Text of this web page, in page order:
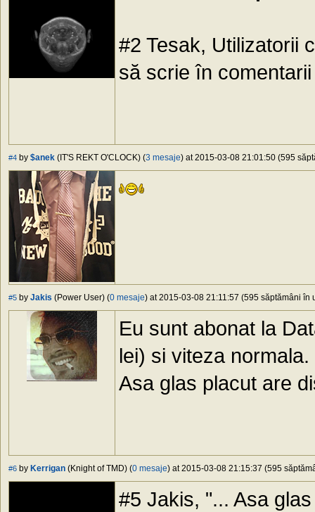
#2 Tesak, Utilizatorii
să scrie în
#4 by $anek (IT'S REKT O'CLOCK) (3 mesaje) at 2015-03-08 21:01:50 (595
#5 by Jakis (Power User) (0 mesaje) at 2015-03-08 21:11:57 (595 săptămâni în
Eu sunt abonat la
lei) si viteza
Asa glas placut are
#6 by Kerrigan (Knight of TMD) (0 mesaje) at 2015-03-08 21:15:37 (595
#5 Jakis, "... Asa